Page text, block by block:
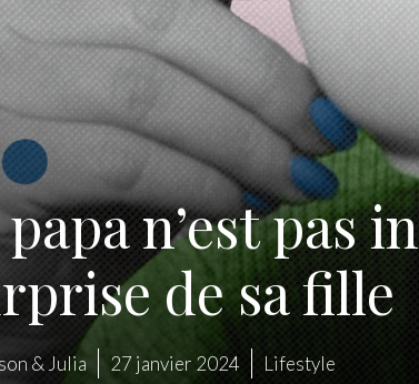
n’est pas
de sa fille
& Julia 27 janvier 2024 Lifestyle